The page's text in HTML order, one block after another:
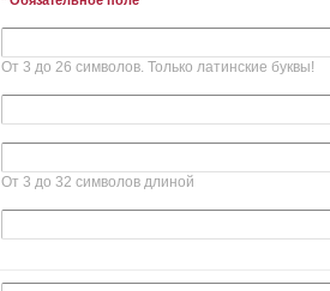
От 3 до 26 символов. Только латинские буквы!
От 3 до 32 символов длиной